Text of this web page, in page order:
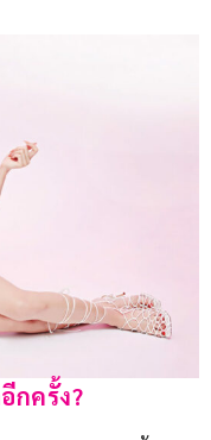
กครั้ง?